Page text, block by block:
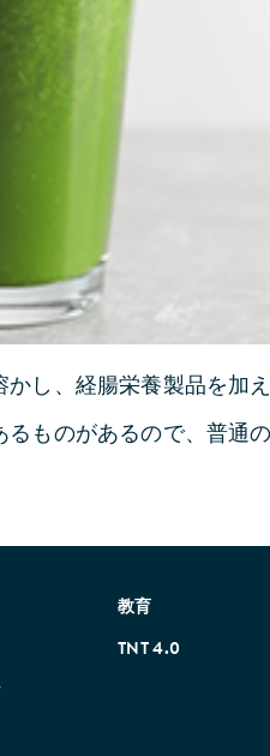
し、経腸栄養製品を加え
ものがあるので、普通
教育
TNT 4.0